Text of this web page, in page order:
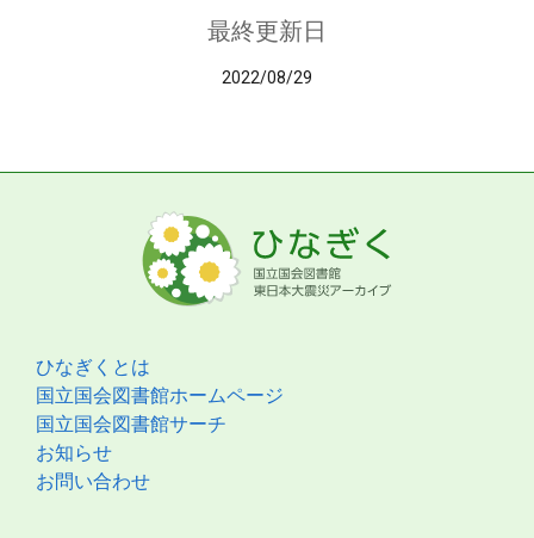
最終更新日
2022/08/29
ひなぎくとは
国立国会図書館ホームページ
国立国会図書館サーチ
お知らせ
お問い合わせ